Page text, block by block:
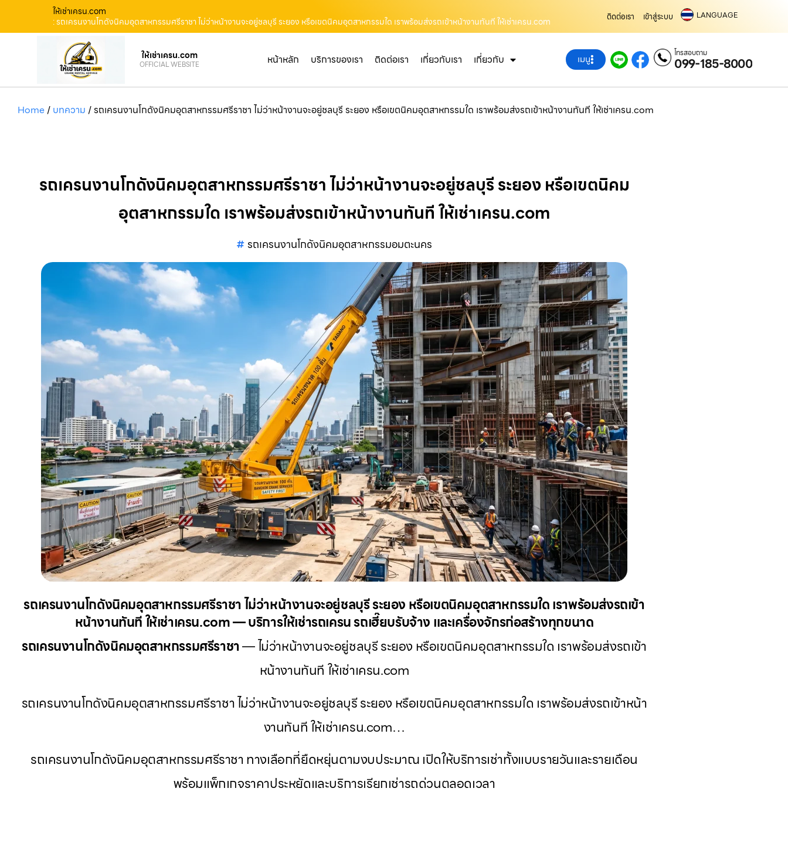
ให้เช่าเครน.com
: รถเครนงานโกดังนิคมอุตสาหกรรมศรีราชา ไม่ว่าหน้างานจะอยู่ชลบุรี ระยอง หรือเขตนิคมอุตสาหกรรมใด เราพร้อมส่งรถเข้าหน้างานทันที ให้เช่าเครน.com
ติดต่อเรา เข้าสู่ระบบ LANGUAGE
ให้เช่าเครน.com
OFFICIAL WEBSITE หน้าหลัก บริการของเรา ติดต่อเรา เกี่ยวกับเรา เกี่ยวกับ เมนู โทรสอบถาม
099-185-8000
Home/ บทความ /รถเครนงานโกดังนิคมอุตสาหกรรมศรีราชา ไม่ว่าหน้างานจะอยู่ชลบุรี ระยอง หรือเขตนิคมอุตสาหกรรมใด เราพร้อมส่งรถเข้าหน้างานทันที ให้เช่าเครน.com
รถเครนงานโกดังนิคมอุตสาหกรรมศรีราชา ไม่ว่าหน้างานจะอยู่ชลบุรี ระยอง หรือเขตนิคม
อุตสาหกรรมใด เราพร้อมส่งรถเข้าหน้างานทันที ให้เช่าเครน.com
รถเครนงานโกดังนิคมอุตสาหกรรมอมตะนคร
รถเครนงานโกดังนิคมอุตสาหกรรมศรีราชา ไม่ว่าหน้างานจะอยู่ชลบุรี ระยอง หรือเขตนิคมอุตสาหกรรมใด เราพร้อมส่งรถเข้า
หน้างานทันที ให้เช่าเครน.com — บริการให้เช่ารถเครน รถเฮี๊ยบรับจ้าง และเครื่องจักรก่อสร้างทุกขนาด
รถเครนงานโกดังนิคมอุตสาหกรรมศรีราชา— ไม่ว่าหน้างานจะอยู่ชลบุรี ระยอง หรือเขตนิคมอุตสาหกรรมใด เราพร้อมส่งรถเข้า
หน้างานทันที ให้เช่าเครน.com
รถเครนงานโกดังนิคมอุตสาหกรรมศรีราชา ไม่ว่าหน้างานจะอยู่ชลบุรี ระยอง หรือเขตนิคมอุตสาหกรรมใด เราพร้อมส่งรถเข้าหน้า
งานทันที ให้เช่าเครน.com…
รถเครนงานโกดังนิคมอุตสาหกรรมศรีราชา ทางเลือกที่ยืดหยุ่นตามงบประมาณ เปิดให้บริการเช่าทั้งแบบรายวันและรายเดือน
พร้อมแพ็กเกจราคาประหยัดและบริการเรียกเช่ารถด่วนตลอดเวลา